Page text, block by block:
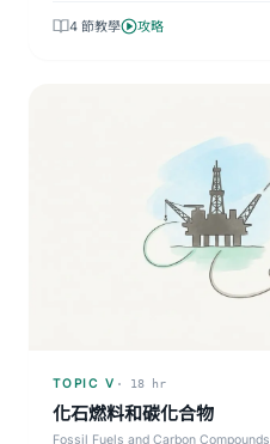
4 節教學 攻略
TOPIC V · 18 hr
化石燃料和碳化合物
Fossil Fuels and Carbon Compounds